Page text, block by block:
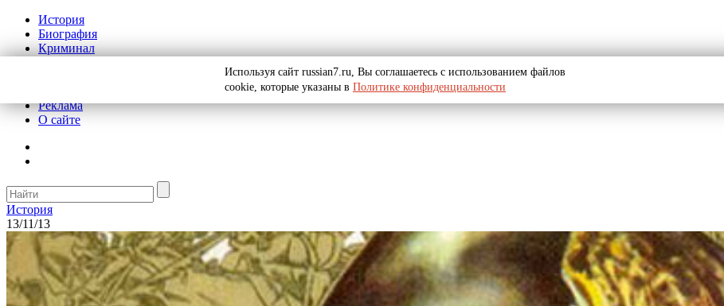
История
Биография
Криминал
Реклама
О сайте
История
13/11/13
Используя сайт russian7.ru, Вы соглашаетесь с использованием файлов
cookie, которые указаны в Политике конфиденциальности